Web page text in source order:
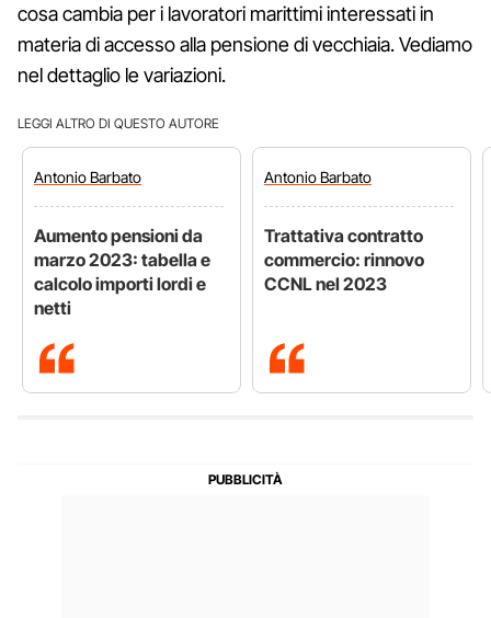
cosa cambia per i lavoratori marittimi interessati in
materia di accesso alla pensione di vecchiaia. Vediamo
nel dettaglio le variazioni.
LEGGI ALTRO DI QUESTO AUTORE
AntonioBarbato
Aumento pensioni da
marzo 2023: tabella e
calcolo importi lordi e
netti
AntonioBarbato
Trattativa contratto
commercio: rinnovo
CCNL nel 2023